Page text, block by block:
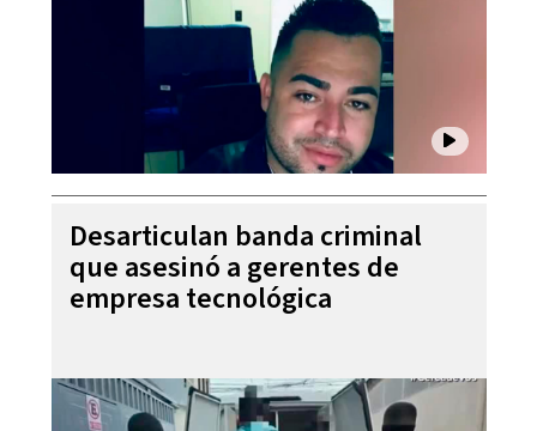
Desarticulan banda criminal
que asesinó a gerentes de
empresa tecnológica